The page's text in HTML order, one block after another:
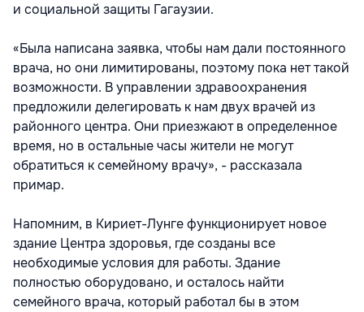
и социальной защиты Гагаузии.
«Была написана заявка, чтобы нам дали постоянного
врача, но они лимитированы, поэтому пока нет такой
возможности. В управлении здравоохранения
предложили делегировать к нам двух врачей из
районного центра. Они приезжают в определенное
время, но в остальные часы жители не могут
обратиться к семейному врачу», - рассказала
примар.
Напомним, в Кириет-Лунге функционирует новое
здание Центра здоровья, где созданы все
необходимые условия для работы. Здание
полностью оборудовано, и осталось найти
семейного врача, который работал бы в этом